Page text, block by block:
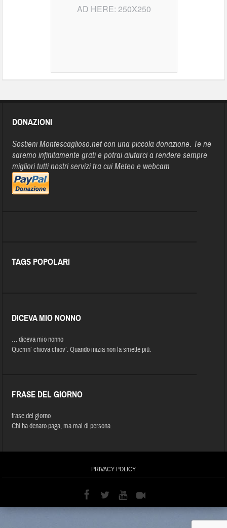
AD HERE: 250X250
DONAZIONI
Sostieni Montescaglioso.net con una piccola donazione. Te ne
saremo infinitamente grati e potrai aiutarci a rendere sempre
migliori tutti nostri servizi tra cui Meteo e webcam
TAGS POPOLARI
DICEVA MIO NONNO
… diceva mio nonno
Qucmn’ chiova chiov’. Quando inizia non la smette più.
FRASE DEL GIORNO
frase del giorno
Chi ha denaro paga, ma mai di persona.
PRIVACY POLICY